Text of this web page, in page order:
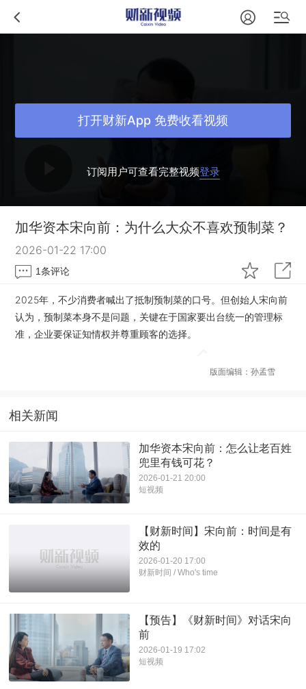
订阅用户可查看完整视频登录
打开财新App 免费收看视频
加华资本宋向前：为什么大众不喜欢预制菜？
2026-01-22 17:00
1条评论
2025年，不少消费者喊出了抵制预制菜的口号。但创始人宋向前
认为，预制菜本身不是问题，关键在于国家要出台统一的管理标
准，企业要保证知情权并尊重顾客的选择。
版面编辑：孙孟雪
相关新闻
加华资本宋向前：怎么让老百姓
兜里有钱可花？
2026-01-21 20:00
短视频
【财新时间】宋向前：时间是有
效的
2026-01-20 17:00
财新时间 / Who's time
【预告】《财新时间》对话宋向
前
2026-01-19 17:02
短视频